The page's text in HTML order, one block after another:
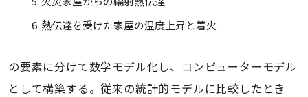
熱伝達を受けた家屋の温度上昇と着火
の要素に分けて数学モデル化し、コンピューターモデル
として構築する。従来の統計的モデルに比較したとき